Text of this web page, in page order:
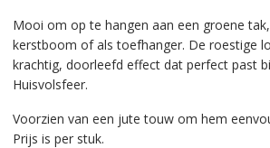
Mooi om op te hangen aan een groene
kerstboom of als toefhanger. De roestige
krachtig, doorleefd effect dat perfect past
Huisvolsfeer.
Voorzien van een jute touw om hem
Prijs is per stuk.